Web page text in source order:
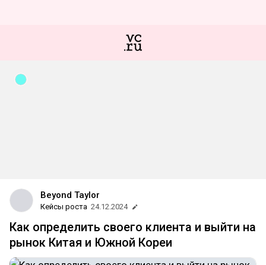
Beyond Taylor
Кейсы роста 24.12.2024
Как определить своего клиента и выйти на
рынок Китая и Южной Кореи